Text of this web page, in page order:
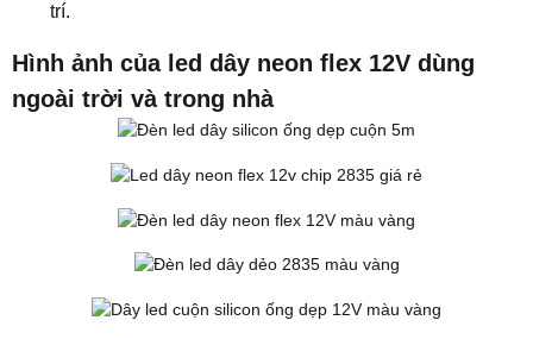
trí.
Hình ảnh của led dây neon flex 12V dùng
ngoài trời và trong nhà